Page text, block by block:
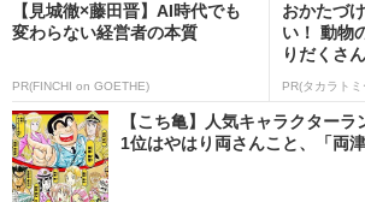
【見城徹×藤田晋】AI時代でも
変わらない経営者の本質
PR(FINCHI on GOETHE)
おかたづ
い！ 動物
りだくさ
PR(タカラト
【こち亀】人気キャラクター
1位はやはり両さんこと、「両